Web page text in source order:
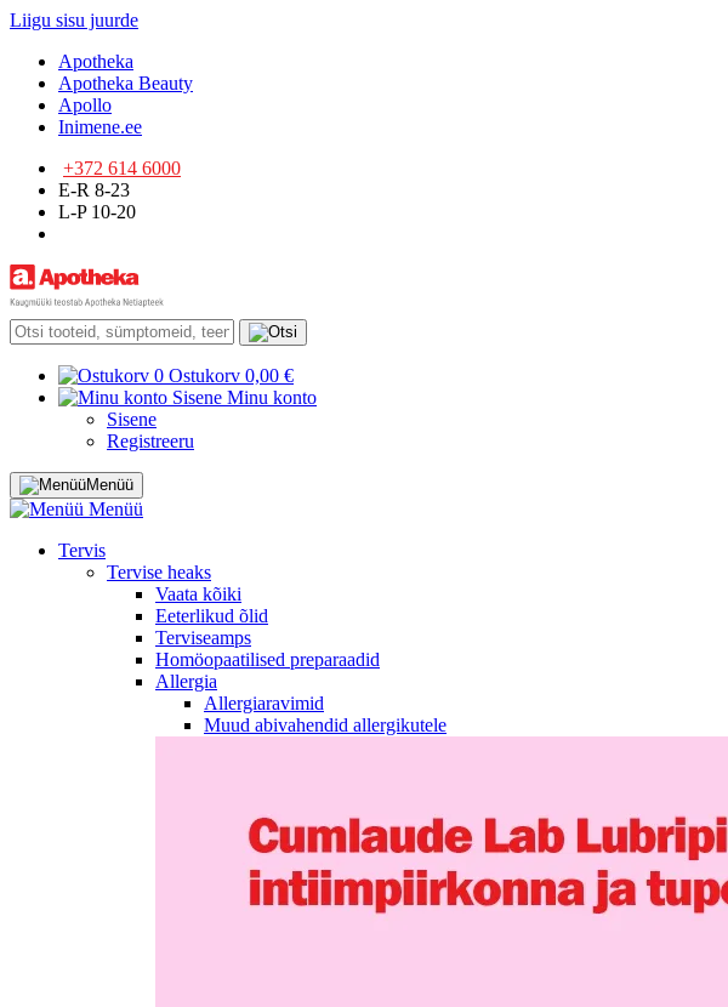
Liigu sisu juurde
Apotheka
Apotheka Beauty
Apollo
Inimene.ee
+372 614 6000
E-R 8-23
L-P 10-20
0 Ostukorv 0,00 €
Sisene Minu konto
Sisene
Registreeru
Menüü
Menüü
Tervis
Tervise heaks
Vaata kõiki
Eeterlikud õlid
Terviseamps
Homöopaatilised preparaadid
Allergia
Allergiaravimid
Muud abivahendid allergikutele